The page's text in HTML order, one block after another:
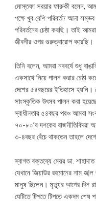
মোস্তফা সরয়ার ফারুকী বলেন,
পক্ষে খুব বেশি পরিবর্তন আনা
পরিবর্তনের চেষ্ঠা করছি। তাই
জীবনীর ওপর গুরুত্বারোপ করেছি।
তিনি বলেন, আমরা নববর্ষে শুধু
একসাথে নিয়ে পালন করার চেষ্ঠা
দেশের ৫৪বছরের ইতিহাসে হয়নি।
সাংস্কৃতিক উৎসব পালন করা
স্বাধীনতার ৫৪বছর পরও আমরা
৭০-৮০’র দশকের রাজনীতিবিদরা
৩-৪বছর বেঁচে থাকতেন তাহলে
স্বাগত বক্তব্যে মেয়র ডা.
যেখানে জিয়াউর রহমানের নাম
মানুষ ছিলেন। মৃত্যুর আগের দিন
যেটিতে টিপতে টিপতে একদম শেষ